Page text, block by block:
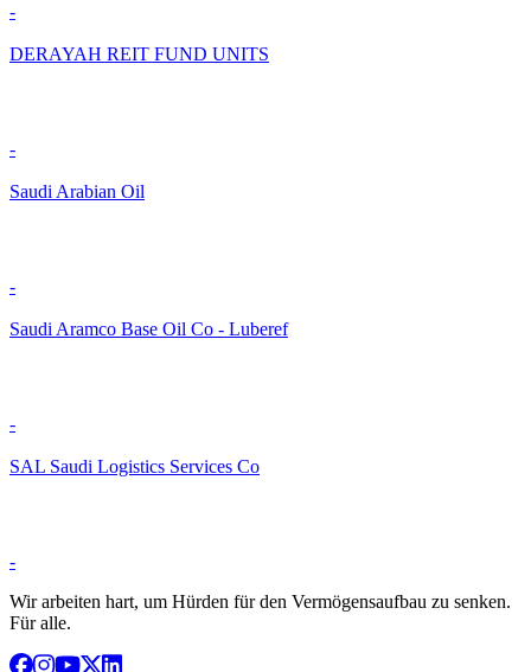
-
DERAYAH REIT FUND UNITS
-
Saudi Arabian Oil
-
Saudi Aramco Base Oil Co - Luberef
-
SAL Saudi Logistics Services Co
-
Wir arbeiten hart, um Hürden für den Vermögensaufbau zu senken.
Für alle.